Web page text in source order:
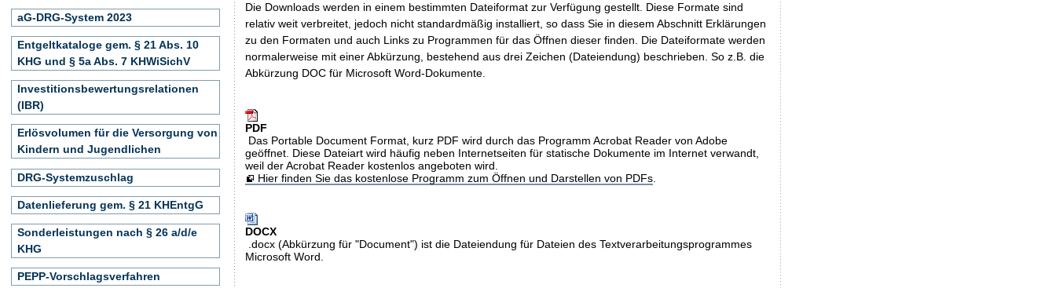
Die Downloads werden in einem bestimmten Dateiformat zur Verfügung gestellt. Diese Formate sind
relativ weit verbreitet, jedoch nicht standardmäßig installiert, so dass Sie in diesem Abschnitt Erklärungen
zu den Formaten und auch Links zu Programmen für das Öffnen dieser finden. Die Dateiformate werden
normalerweise mit einer Abkürzung, bestehend aus drei Zeichen (Dateiendung) beschrieben. So z.B. die
Abkürzung DOC für Microsoft Word-Dokumente.
PDF
Das Portable Document Format, kurz PDF wird durch das Programm Acrobat Reader von Adobe
geöffnet. Diese Dateiart wird häufig neben Internetseiten für statische Dokumente im Internet verwandt,
weil der Acrobat Reader kostenlos angeboten wird.
Hier finden Sie das kostenlose Programm zum Öffnen und Darstellen von PDFs.
DOCX
.docx (Abkürzung für "Document") ist die Dateiendung für Dateien des Textverarbeitungsprogrammes
Microsoft Word.
aG-DRG-System 2023
Entgeltkataloge gem. § 21 Abs. 10
KHG und § 5a Abs. 7 KHWiSichV
Investitionsbewertungsrelationen
(IBR)
Erlösvolumen für die Versorgung von
Kindern und Jugendlichen
DRG-Systemzuschlag
Datenlieferung gem. § 21 KHEntgG
Sonderleistungen nach § 26 a/d/e
KHG
PEPP-Vorschlagsverfahren